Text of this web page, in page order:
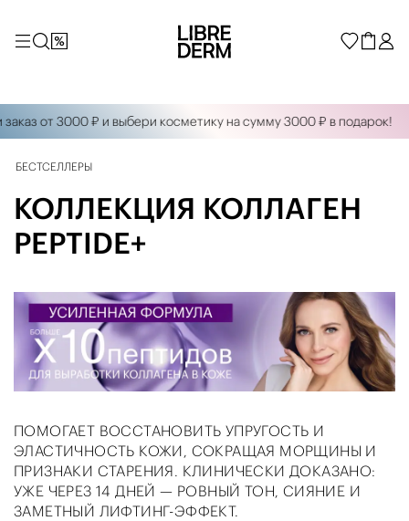
от 3000 ₽ и выбери косметику на сумму 3000 ₽ в подарок!
БЕСТСЕЛЛЕРЫ
КОЛЛЕКЦИЯ КОЛЛАГЕН
PEPTIDE+
ПОМОГАЕТ ВОССТАНОВИТЬ УПРУГОСТЬ И
ЭЛАСТИЧНОСТЬ КОЖИ, СОКРАЩАЯ МОРЩИНЫ И
ПРИЗНАКИ СТАРЕНИЯ. КЛИНИЧЕСКИ ДОКАЗАНО:
УЖЕ ЧЕРЕЗ 14 ДНЕЙ — РОВНЫЙ ТОН, СИЯНИЕ И
ЗАМЕТНЫЙ ЛИФТИНГ-ЭФФЕКТ.